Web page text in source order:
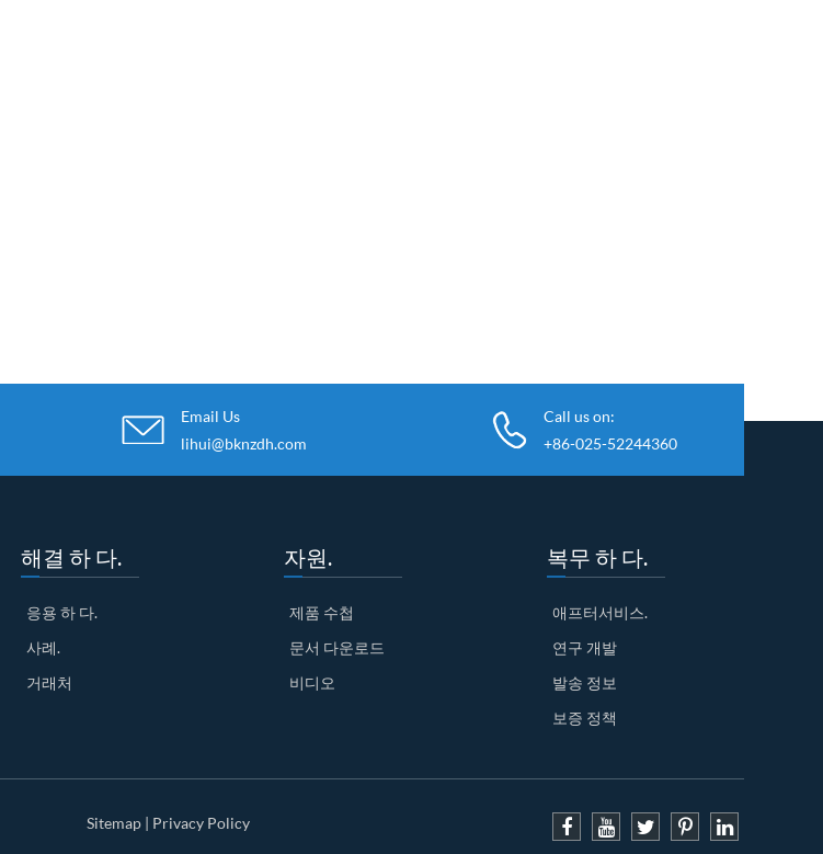
Email Us
lihui@bknzdh.com
Call us on:
+86-025-52244360
해결 하 다.
응용 하 다.
사례.
거래처
자원.
제품 수첩
문서 다운로드
비디오
복무 하 다.
애프터서비스.
연구 개발
발송 정보
보증 정책
Sitemap | Privacy Policy